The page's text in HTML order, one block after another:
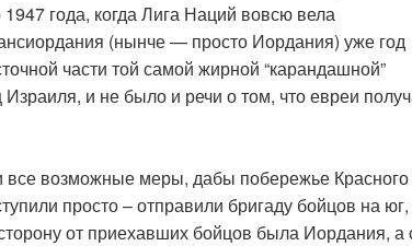
года, когда Лига Наций вовсю вела
(нынче — просто Иордания) уже год
части той самой жирной “карандашной”
и не было и речи о том, что евреи
все возможные меры, дабы побережье Красного
просто – отправили бригаду бойцов на юг,
от приехавших бойцов была Иордания, а